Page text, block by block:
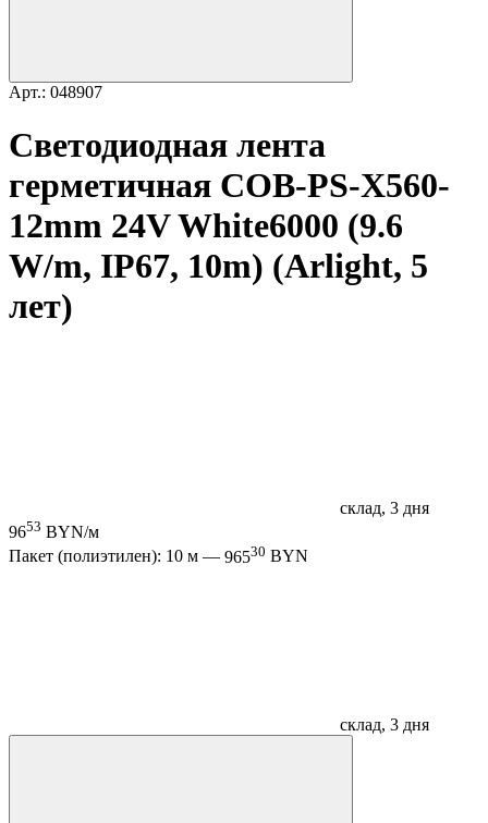
Арт.: 048907
Светодиодная лента
герметичная COB-PS-X560-
12mm 24V White6000 (9.6
W/m, IP67, 10m) (Arlight, 5
лет)
склад, 3 дня
9653 BYN/м
Пакет (полиэтилен): 10 м — 96530 BYN
склад, 3 дня